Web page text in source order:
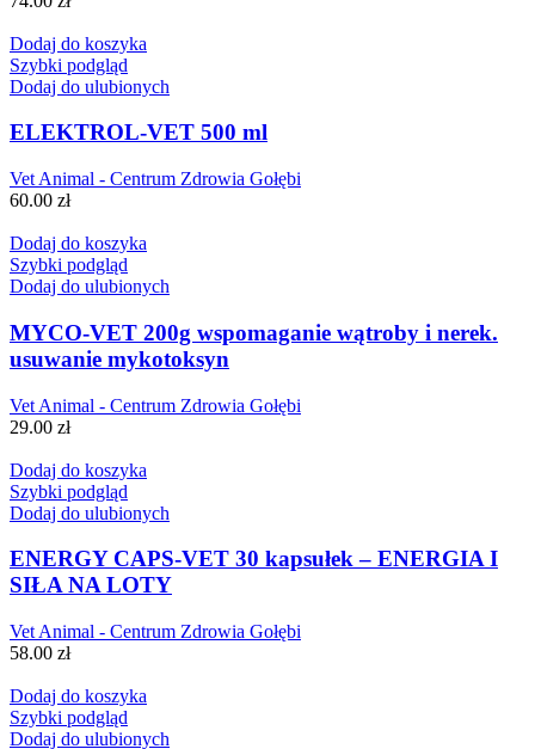
Dodaj do koszyka
Szybki podgląd
Dodaj do ulubionych
ELEKTROL-VET 500 ml
Vet Animal - Centrum Zdrowia Gołębi
60.00 zł
Dodaj do koszyka
Szybki podgląd
Dodaj do ulubionych
MYCO-VET 200g wspomaganie wątroby i nerek.
usuwanie mykotoksyn
Vet Animal - Centrum Zdrowia Gołębi
29.00 zł
Dodaj do koszyka
Szybki podgląd
Dodaj do ulubionych
ENERGY CAPS-VET 30 kapsułek – ENERGIA I
SIŁA NA LOTY
Vet Animal - Centrum Zdrowia Gołębi
58.00 zł
Dodaj do koszyka
Szybki podgląd
Dodaj do ulubionych